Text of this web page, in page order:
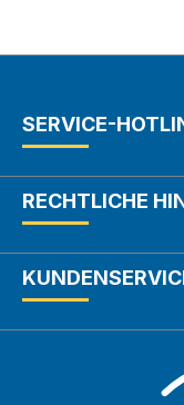
SERVICE-
RECHTLICHE